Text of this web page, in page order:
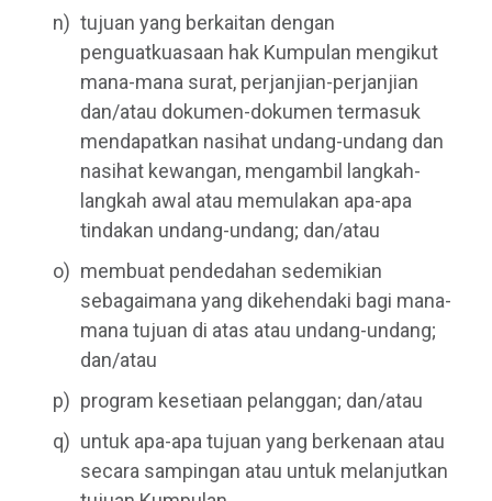
tujuan yang berkaitan dengan
penguatkuasaan hak Kumpulan mengikut
mana-mana surat, perjanjian-perjanjian
dan/atau dokumen-dokumen termasuk
mendapatkan nasihat undang-undang dan
nasihat kewangan, mengambil langkah-
langkah awal atau memulakan apa-apa
tindakan undang-undang; dan/atau
membuat pendedahan sedemikian
sebagaimana yang dikehendaki bagi mana-
mana tujuan di atas atau undang-undang;
dan/atau
program kesetiaan pelanggan; dan/atau
untuk apa-apa tujuan yang berkenaan atau
secara sampingan atau untuk melanjutkan